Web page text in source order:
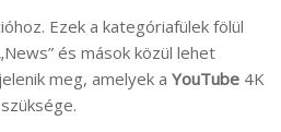
Ezek a kategóriafülek fölül
és mások közül lehet
meg, amelyek a YouTube 4K